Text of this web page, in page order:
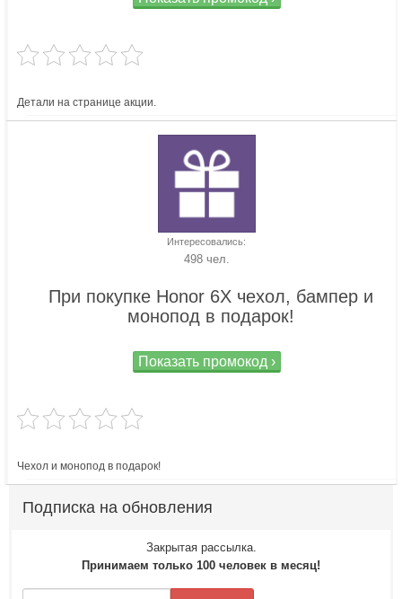
Детали на странице акции.
Интересовались:
498 чел.
При покупке Honor 6X чехол, бампер и
монопод в подарок!
Показать промокод ›
Чехол и монопод в подарок!
Подписка на обновления
Закрытая рассылка.
Принимаем только 100 человек в месяц!